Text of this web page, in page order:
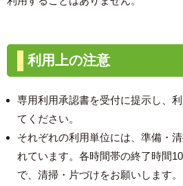
利用上の注意
専用利用承認書を受付に提示し、
てください。
それぞれの利用単位には、準備・
れています。各時間帯の終了時間
で、清掃・片づけをお願いします。